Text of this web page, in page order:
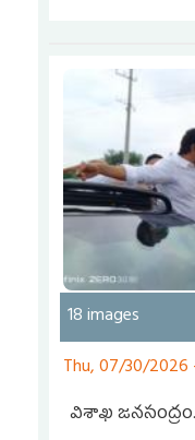
18 images
Thu, 07/30/2026
విశాఖ